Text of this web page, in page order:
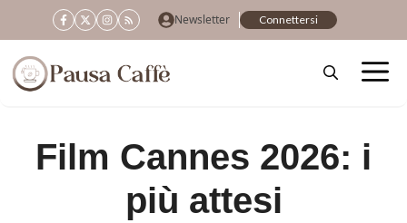
al
contenuto
Newsletter Connettersi
Film Cannes 2026: i
più attesi